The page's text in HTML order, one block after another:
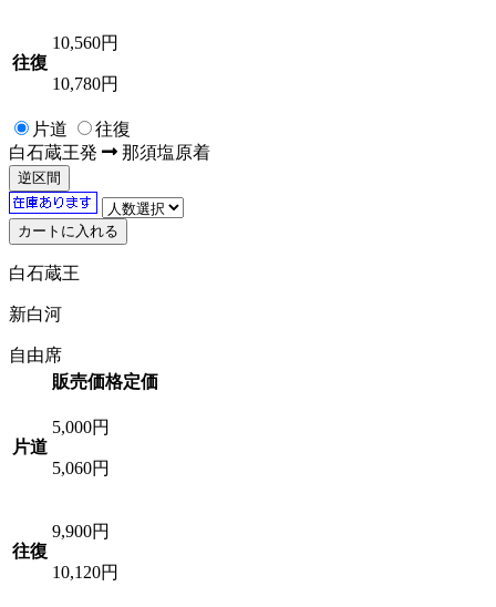
往復
10,560円
10,780円
片道
往復
白石蔵王発 那須塩原着
逆区間
白石蔵王
新白河
自由席
販売価格定価
片道
5,000円
5,060円
往復
9,900円
10,120円